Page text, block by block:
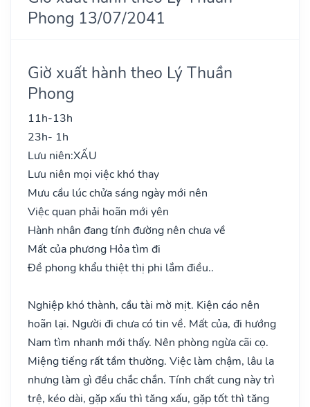
Phong 13/07/2041
Giờ xuất hành theo Lý Thuần
Phong
11h-13h
23h- 1h
Lưu niên:XẤU
Lưu niên mọi việc khó thay
Mưu cầu lúc chửa sáng ngày mới nên
Việc quan phải hoãn mới yên
Hành nhân đang tính đường nên chưa về
Mất của phương Hỏa tìm đi
Đề phong khẩu thiệt thị phi lắm điều..
Nghiệp khó thành, cầu tài mờ mịt. Kiện cáo nên
hoãn lại. Người đi chưa có tin về. Mất của, đi hướng
Nam tìm nhanh mới thấy. Nên phòng ngừa cãi cọ.
Miệng tiếng rất tầm thường. Việc làm chậm, lâu la
nhưng làm gì đều chắc chắn. Tính chất cung này trì
trệ, kéo dài, gặp xấu thì tăng xấu, gặp tốt thì tăng